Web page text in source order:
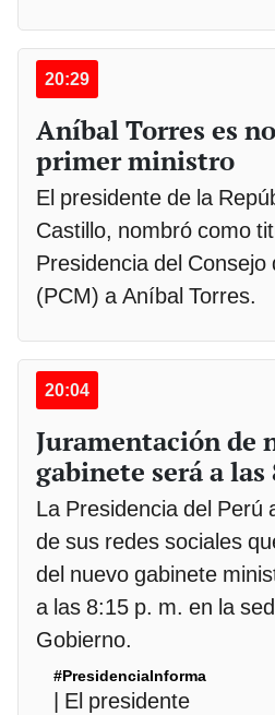
20:29
Aníbal Torres es
primer ministro
El presidente de la
Castillo, nombró como
Presidencia del Consejo
(PCM) a Aníbal Torres.
20:04
Juramentación de
gabinete será a las
La Presidencia del Perú
de sus redes sociales
del nuevo gabinete
a las 8:15 p. m. en la
Gobierno.
#PresidenciaInforma
| El presidente